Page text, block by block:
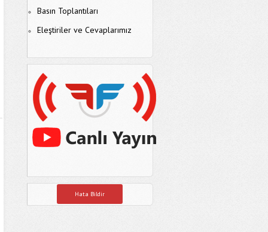
Basın Toplantıları
Eleştiriler ve Cevaplarımız
Hata Bildir